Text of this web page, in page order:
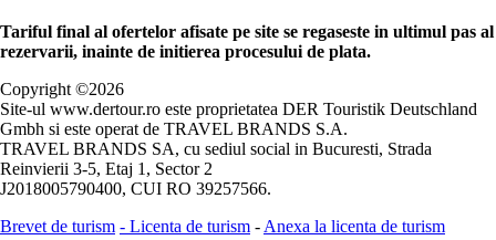
Tariful final al ofertelor afisate pe site se regaseste in ultimul pas al
rezervarii, inainte de initierea procesului de plata.
Copyright ©2026
Site-ul www.dertour.ro este proprietatea DER Touristik Deutschland
Gmbh si este operat de TRAVEL BRANDS S.A.
TRAVEL BRANDS SA, cu sediul social in Bucuresti, Strada
Reinvierii 3-5, Etaj 1, Sector 2
J2018005790400, CUI RO 39257566.
Brevet de turism - Licenta de turism - Anexa la licenta de turism